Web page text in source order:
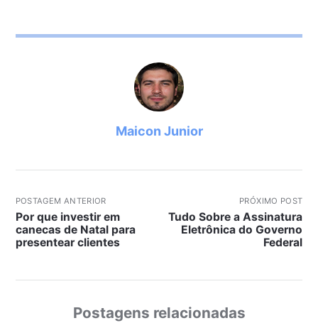
Maicon Junior
POSTAGEM ANTERIOR
Por que investir em
canecas de Natal para
presentear clientes
PRÓXIMO POST
Tudo Sobre a Assinatura
Eletrônica do Governo
Federal
Postagens relacionadas